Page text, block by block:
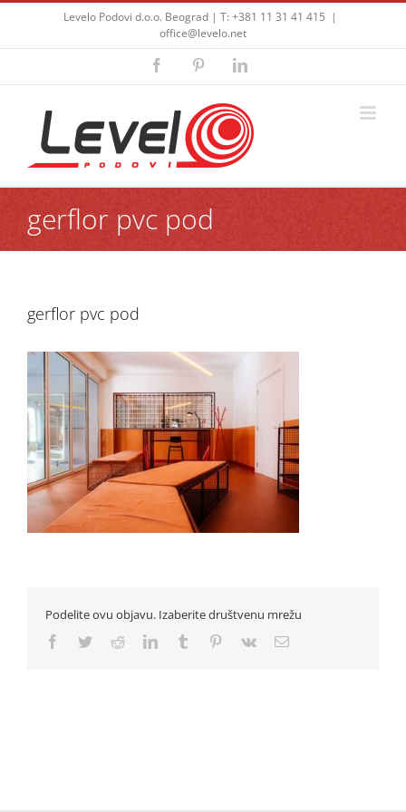
Skip
content
Levelo Podovi d.o.o. Beograd | T: +381 11 31 41 415 |
office@levelo.net
FacebookPinterestLinkedIn
gerflor pvc pod
gerflor pvc pod
Podelite ovu objavu. Izaberite društvenu mrežu
Facebook
TwitterRedditLinkedInTumblr Pinterest
Vk Email